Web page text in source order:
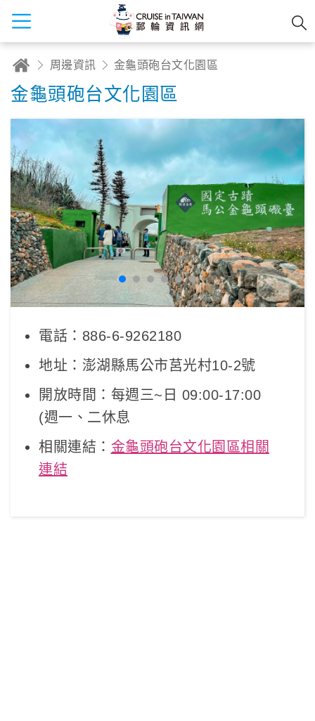
周邊資訊 金龜頭砲台文化園區
金龜頭砲台文化園區
電話：886-6-9262180
地址：澎湖縣馬公市莒光村10-2號
開放時間：每週三~日 09:00-17:00
(週一、二休息
相關連結： 金龜頭砲台文化園區相關
連結